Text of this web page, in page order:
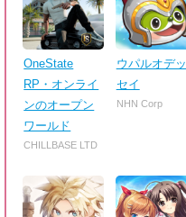
OneState
RP・オンライ
ンのオープン
ワールド
CHILLBASE LTD
ウパルオデッ
セイ
NHN Corp